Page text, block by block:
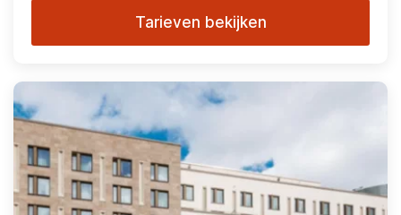
Tarieven bekijken